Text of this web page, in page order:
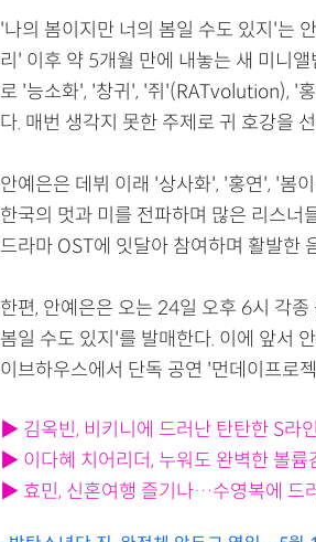
'나의 봄이지만 너의 봄일 수도 있지'는
리' 이후 약 5개월 만에 내놓는 새 미니
로 '능소화', '창귀', '쥐'(RATvolution), '
다. 매번 생각지 못한 주제로 귀 호강을
안예은은 데뷔 이래 '상사화', '홍연', '봄
한국의 멋과 미를 전파하며 많은 리스너
드라마 OST에 잇달아 참여하며 활발한
한편, 안예은은 오는 24일 오후 6시 각
봄일 수도 있지'를 발매한다. 이에 앞서
이브하우스에서 단독 공연 '먼데이프로
▶ 김옥빈, 비키니에 드러난 탄탄한 S라
▶ 이다혜 치어리더, 누워도 완벽한 볼
▶ 효민, 신혼여행 즐기나…수영복에 드